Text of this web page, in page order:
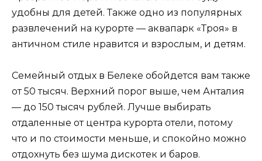
удобны для детей. Также одно из популярных
развлечений на курорте — аквапарк «Троя» в
античном стиле нравится и взрослым, и детям.
Семейный отдых в Белеке обойдется вам также
от 50 тысяч. Верхний порог выше, чем Анталия
— до 150 тысяч рублей. Лучше выбирать
отдаленные от центра курорта отели, потому
что и по стоимости меньше, и спокойно можно
отдохнуть без шума дискотек и баров.